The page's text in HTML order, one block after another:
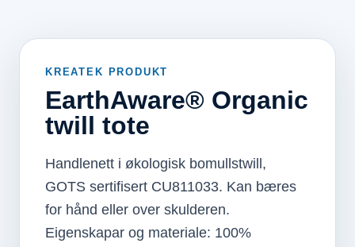
KREATEK PRODUKT
EarthAware® Organic
twill tote
Handlenett i økologisk bomullstwill,
GOTS sertifisert CU811033. Kan bæres
for hånd eller over skulderen.
Eigenskapar og materiale: 100%